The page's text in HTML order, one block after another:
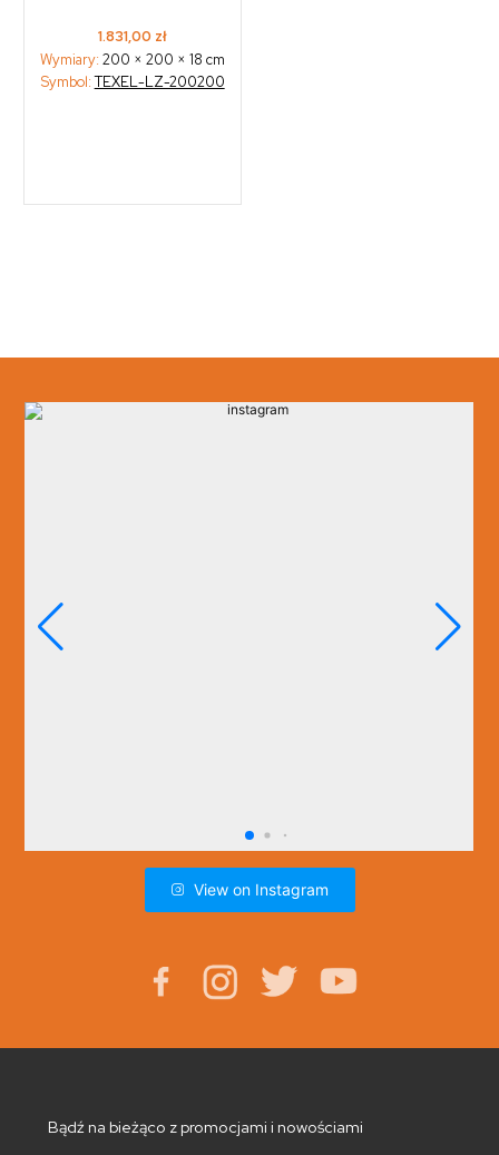
1.831,00 zł
Wymiary:200 × 200 × 18 cm
Symbol:TEXEL-LZ-200200
View on Instagram
Bądź na bieżąco z promocjami i nowościami